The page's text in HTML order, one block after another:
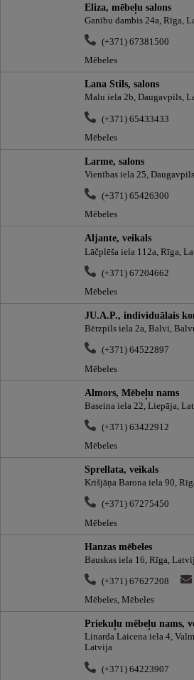
Eliza, mēbeļu salons
Ganību dambis 24a, Rīga,
(+371) 67381500
Mēbeles
Lana Stils, salons
Malu iela 2b, Daugavpils,
(+371) 65433433
Mēbeles
Larme, salons
Vienības iela 25,
(+371) 65426300
Mēbeles
Aljante, veikals
Lāčplēša iela 112a, Rīga,
(+371) 67204662
Mēbeles
JU.A.P., individuālais
Bērzpils iela 2a, Balvi,
(+371) 64522897
Mēbeles
Almors, Mēbeļu nams
Baseina iela 22, Liepāja,
(+371) 63422912
Mēbeles
Sprellata, veikals
Krišjāņa Barona iela 90,
(+371) 67275450
Mēbeles
Hanzas mēbeles
Bauskas iela 16, Rīga,
(+371) 67627208
Mēbeles, Mēbeles
Priekuļu mēbeļu nams,
Linarda Laicena iela 4,
Latvija
(+371) 64223907